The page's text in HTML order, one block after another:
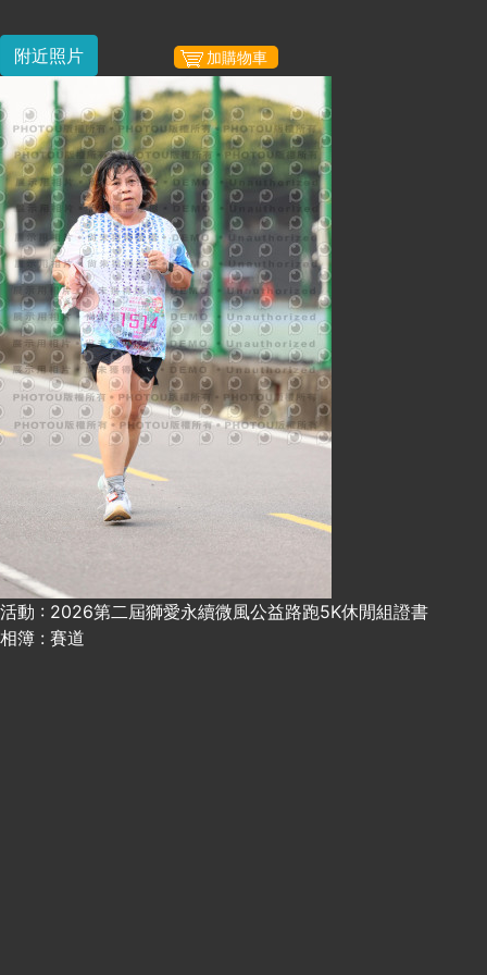
附近照片 加購物車
活動 : 2026第二屆獅愛永續微風公益路跑5K休閒組證書
相簿 : 賽道